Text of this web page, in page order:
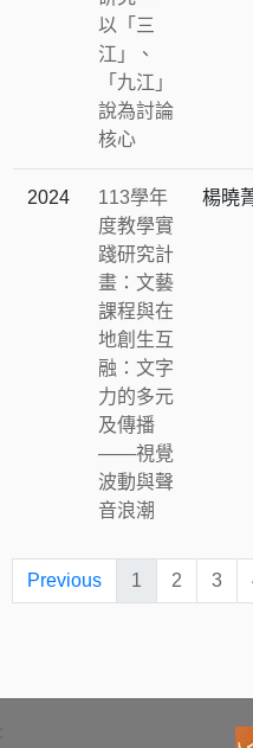
以「三
江」、
「九江」
說為討論
核心
2024
113學年
度教學實
踐研究計
畫：文藝
課程與在
地創生互
融：文字
力的多元
及傳播
——視覺
波動與聲
音浪潮
楊曉
Previous 1 2 3